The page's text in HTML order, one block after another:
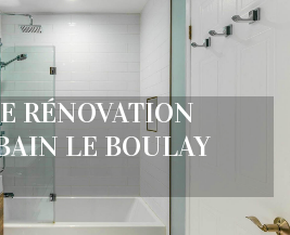
RÉNOVATION
LE BOULAY